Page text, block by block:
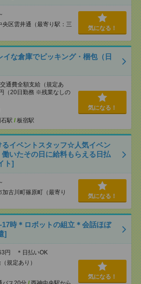
央区雲井通（最寄り駅：三
気になる！
イな倉庫でピッキング・梱包（日
通費全額支給（規定あ
（20日勤務 ※残業なしの
駅 / 板宿駅
気になる！
るイベントスタッフ☆人気イベン
働いたその日に給料もらえる日払
ト]
古川町篠原町（最寄り
気になる！
17時＊ロボットの組立＊会話ほぼ
]
円 ＊日払いOK
規定あり）
気になる！